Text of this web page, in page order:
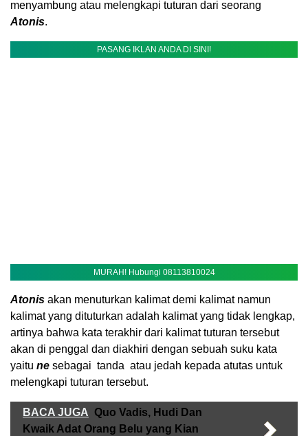
menyambung atau melengkapi tuturan dari seorang
Atonis.
PASANG IKLAN ANDA DI SINI!
MURAH! Hubungi 08113810024
Atonis akan menuturkan kalimat demi kalimat namun
kalimat yang dituturkan adalah kalimat yang tidak lengkap,
artinya bahwa kata terakhir dari kalimat tuturan tersebut
akan di penggal dan diakhiri dengan sebuah suku kata
yaitu ne sebagai tanda atau jedah kepada atutas untuk
melengkapi tuturan tersebut.
BACA JUGA Quo Vadis, Hudi Dan
Kwaik Adat Orang Belu yang Kian